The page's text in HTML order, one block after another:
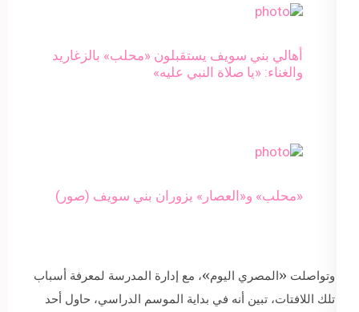
أهالي بني سويف يستقبلون «محلب» بالزغاريد
والغناء: «يا صلاة النبي عليه»
«محلب» و«العصار» يزوران بني سويف (صور)
وتواصلت «المصري اليوم»، مع إدارة المدرسة لمعرفة أسباب
تلك اللافتات، تبين أنه في بداية الموسم الدراسي، حاول أحد